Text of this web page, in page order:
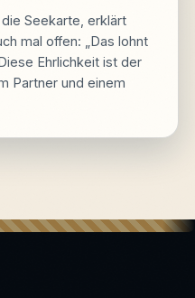
Seekarte, erklärt
mal offen: „Das lohnt
Ehrlichkeit ist der
Partner und einem